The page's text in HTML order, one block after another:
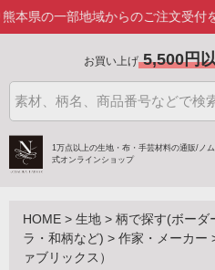
部地域からのご注文受付を一時停
お買い上げ 5,500円
1万点以上の生地・布・手芸材料の通販/ ノ
式オンラインショップ
HOME > 生地 > 柄で探す(ボーダ
ラ・和柄など) > 作家・メーカー
ァブリックス）